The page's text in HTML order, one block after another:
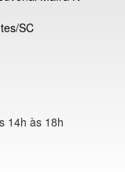
SC
14h às 18h